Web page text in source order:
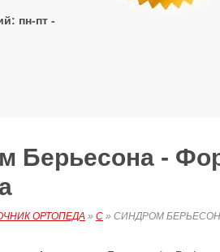
пн-пт -
Берьесона -
ОРТОПЕДА » С » СИНДРОМ